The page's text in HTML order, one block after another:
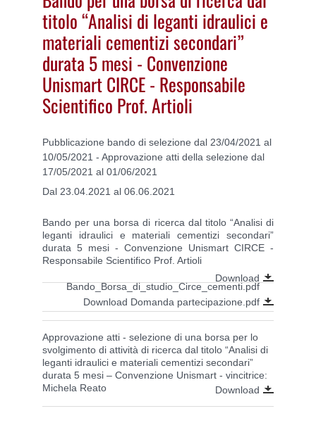
titolo “Analisi di leganti idraulici e
materiali cementizi secondari”
durata 5 mesi - Convenzione
Unismart CIRCE - Responsabile
Scientifico Prof. Artioli
Pubblicazione bando di selezione dal 23/04/2021 al
10/05/2021 - Approvazione atti della selezione dal
17/05/2021 al 01/06/2021
Dal 23.04.2021 al 06.06.2021
Bando per una borsa di ricerca dal titolo “Analisi di
leganti idraulici e materiali cementizi secondari”
durata 5 mesi - Convenzione Unismart CIRCE -
Responsabile Scientifico Prof. Artioli
Download
Bando_Borsa_di_studio_Circe_cementi.pdf
Download Domanda partecipazione.pdf
Approvazione atti - selezione di una borsa per lo
svolgimento di attività di ricerca dal titolo “Analisi di
leganti idraulici e materiali cementizi secondari”
durata 5 mesi – Convenzione Unismart - vincitrice:
Michela Reato
Download